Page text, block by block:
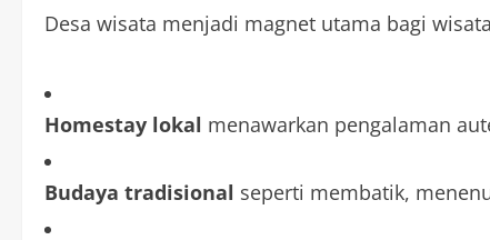
Desa wisata menjadi magnet utama bagi
Homestay lokal menawarkan pengalaman
Budaya tradisional seperti membatik,